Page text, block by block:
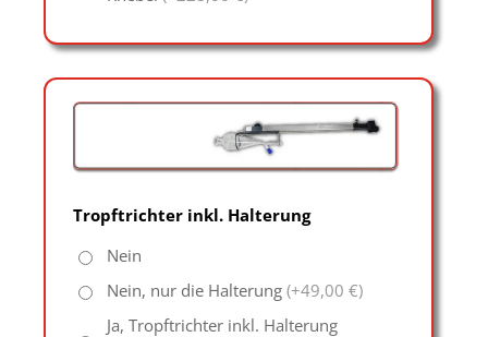
Tropftrichter inkl. Halterung
Nein
Nein, nur die Halterung (+49,00 €)
Ja, Tropftrichter inkl. Halterung